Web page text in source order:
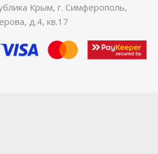
Крым, г. Симферополь,
д.4, кв.17